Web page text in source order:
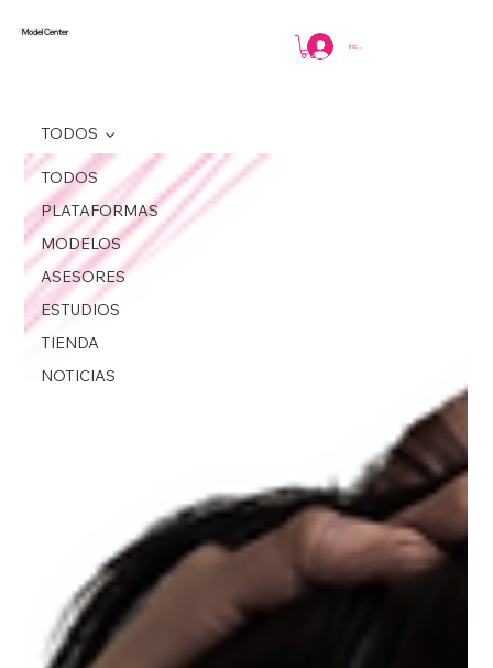
Iniciar sesión
Model Center
TODOS
PLATAFORMAS
MODELOS
ASESORES
ESTUDIOS
TIENDA
NOTICIAS
TODOS